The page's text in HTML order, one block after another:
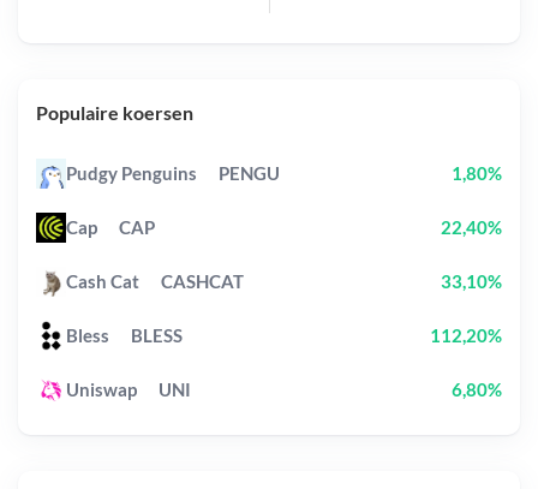
Populaire koersen
Pudgy Penguins PENGU 1,80%
Cap CAP 22,40%
Cash Cat CASHCAT 33,10%
Bless BLESS 112,20%
Uniswap UNI 6,80%